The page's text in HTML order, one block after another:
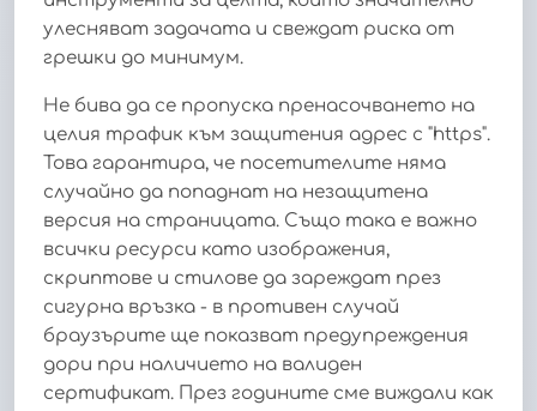
улесняват задачата и свеждат риска от
грешки до минимум.
Не бива да се пропуска пренасочването на
целия трафик към защитения адрес с "https".
Това гарантира, че посетителите няма
случайно да попаднат на незащитена
версия на страницата. Също така е важно
всички ресурси като изображения,
скриптове и стилове да зареждат през
сигурна връзка - в противен случай
браузърите ще показват предупреждения
дори при наличието на валиден
сертификат. През годините сме виждали как